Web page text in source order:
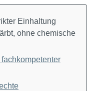
Einhaltung
ohne chemische